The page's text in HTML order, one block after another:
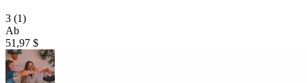
3 (1)
Ab
51,97 $